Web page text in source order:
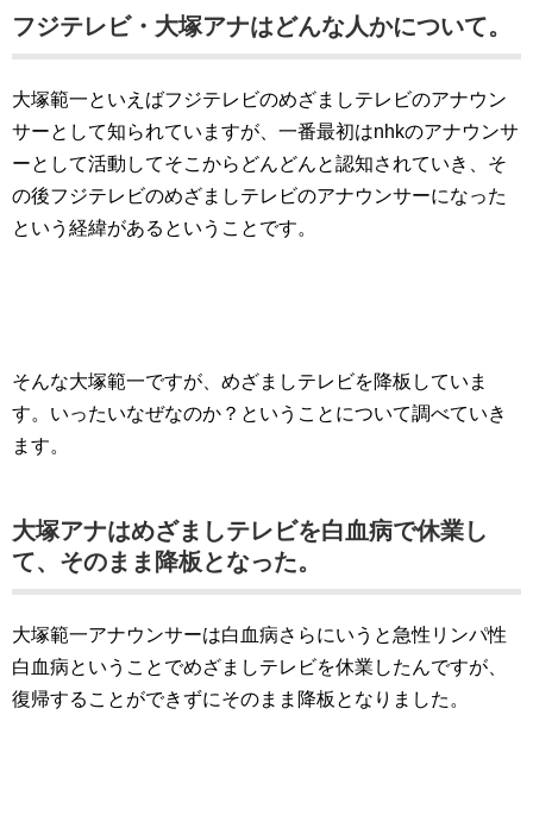
フジテレビ・大塚アナはどんな人かについて。
大塚範一といえばフジテレビのめざましテレビのアナウン
サーとして知られていますが、一番最初はnhkのアナウンサ
ーとして活動してそこからどんどんと認知されていき、そ
の後フジテレビのめざましテレビのアナウンサーになった
という経緯があるということです。
そんな大塚範一ですが、めざましテレビを降板していま
す。いったいなぜなのか？ということについて調べていき
ます。
大塚アナはめざましテレビを白血病で休業し
て、そのまま降板となった。
大塚範一アナウンサーは白血病さらにいうと急性リンパ性
白血病ということでめざましテレビを休業したんですが、
復帰することができずにそのまま降板となりました。